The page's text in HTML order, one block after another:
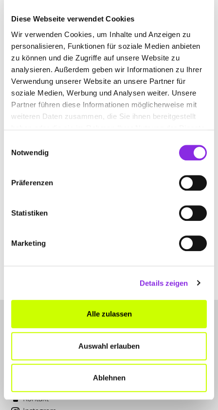
Diese Webseite verwendet Cookies
Wir verwenden Cookies, um Inhalte und Anzeigen zu
personalisieren, Funktionen für soziale Medien anbieten
zu können und die Zugriffe auf unsere Website zu
analysieren. Außerdem geben wir Informationen zu Ihrer
Verwendung unserer Website an unsere Partner für
soziale Medien, Werbung und Analysen weiter. Unsere
Partner führen diese Informationen möglicherweise mit
weiteren Daten zusammen, die Sie ihnen bereitgestellt
Notwendig
Präferenzen
Statistiken
Marketing
Details zeigen
Alle zulassen
Auswahl erlauben
Ablehnen
RECHT & GELD
REISEN & ÜBERNACHTEN
SERVICE & DIENSTLEISTUNGEN
SPORT & FREIZEIT
Sport & Freizeit
VERANSTALTUNGEN IN SÜDTHÜRINGEN 2026
Falls ihr auf der Suche nach Veranstaltungen in Südthüringen seid,
entdecken!
Kontakt